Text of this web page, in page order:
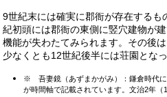
9世紀末には確実に郡衙が存在する
紀初頭には郡衙の東側に竪穴建物が
機能が失わたてみられます。その後
少なくとも12世紀後半には荘園とな
※ 吾妻鏡（あずまかがみ）：鎌倉時代
が時間軸で記載されています。文治2年